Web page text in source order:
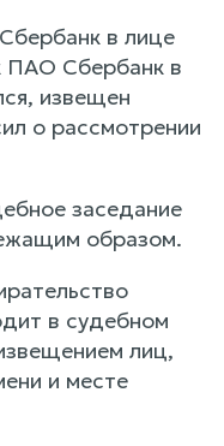
в лице
ПАО Сбербанк в
извещен
о рассмотрении
заседание
образом.
в судебном
лиц,
и месте